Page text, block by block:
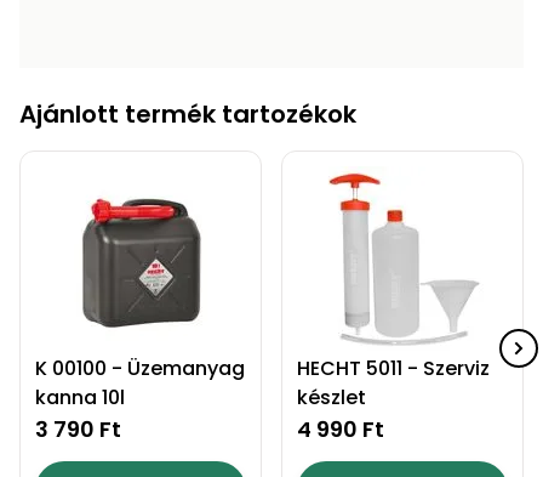
Ajánlott termék tartozékok
K 00100 - Üzemanyag
kanna 10l
3 790 Ft
HECHT 5011 - Szerviz
készlet
4 990 Ft